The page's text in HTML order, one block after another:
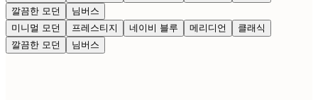
깔끔한 모던
님버스
미니멀 모던
프레스티지 네이비 블루 메리디언
클래식
깔끔한 모던
님버스